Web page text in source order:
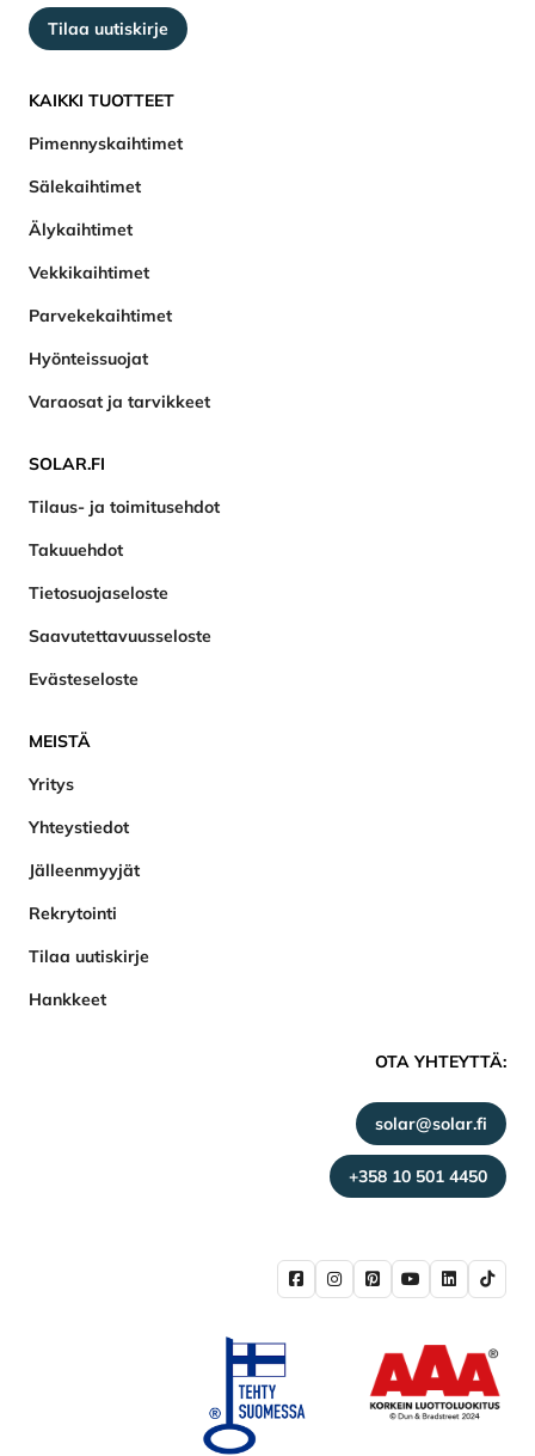
Tilaa uutiskirje
KAIKKI TUOTTEET
Pimennyskaihtimet
Sälekaihtimet
Älykaihtimet
Vekkikaihtimet
Parvekekaihtimet
Hyönteissuojat
Varaosat ja tarvikkeet
SOLAR.FI
Tilaus- ja toimitusehdot
Takuuehdot
Tietosuojaseloste
Saavutettavuusseloste
Evästeseloste
MEISTÄ
Yritys
Yhteystiedot
Jälleenmyyjät
Rekrytointi
Tilaa uutiskirje
Hankkeet
OTA YHTEYTTÄ:
solar@solar.fi
+358 10 501 4450